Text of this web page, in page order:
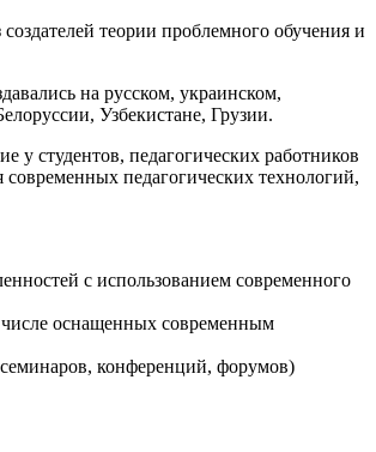
теории проблемного обучения и
на русском, украинском,
Узбекистане, Грузии.
у студентов, педагогических работников
педагогических технологий,
с использованием современного
числе оснащенных современным
конференций, форумов)